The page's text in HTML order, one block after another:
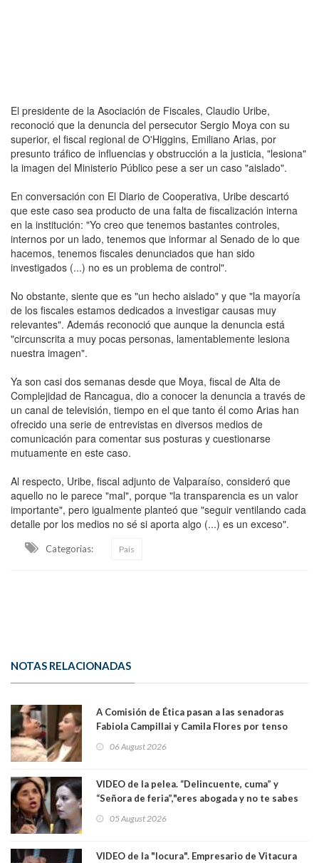
El presidente de la Asociación de Fiscales, Claudio Uribe,
reconoció que la denuncia del persecutor Sergio Moya con su
superior, el fiscal regional de O'Higgins, Emiliano Arias, por
presunto tráfico de influencias y obstrucción a la justicia, "lesiona"
la imagen del Ministerio Público pese a ser un caso "aislado".
En conversación con El Diario de Cooperativa, Uribe descartó
que este caso sea producto de una falta de fiscalización interna
en la institución: "Yo creo que tenemos bastantes controles,
internos por un lado, tenemos que informar al Senado de lo que
hacemos, tenemos fiscales denunciados que han sido
investigados (...) no es un problema de control".
No obstante, siente que es "un hecho aislado" y que "la mayoría
de los fiscales estamos dedicados a investigar causas muy
relevantes". Además reconoció que aunque la denuncia está
"circunscrita a muy pocas personas, lamentablemente lesiona
nuestra imagen".
Ya son casi dos semanas desde que Moya, fiscal de Alta de
Complejidad de Rancagua, dio a conocer la denuncia a través de
un canal de televisión, tiempo en el que tanto él como Arias han
ofrecido una serie de entrevistas en diversos medios de
comunicación para comentar sus posturas y cuestionarse
mutuamente en este caso.
Al respecto, Uribe, fiscal adjunto de Valparaíso, consideró que
aquello no le parece "mal", porque "la transparencia es un valor
importante", pero igualmente planteó que "seguir ventilando cada
detalle por los medios no sé si aporta algo (...) es un exceso".
Categorias: País
NOTAS RELACIONADAS
A Comisión de Ética pasan a las senadoras
Fabiola Campillai y Camila Flores por tenso
06 August 2026
VIDEO de la pelea. “Delincuente, cuma” y
“Señora de feria”,"eres abogada y no te sabes
senadoras Camila Flores y Fabiola Campillai en
05 August 2026
VIDEO de la "locura". Empresario de Vitacura